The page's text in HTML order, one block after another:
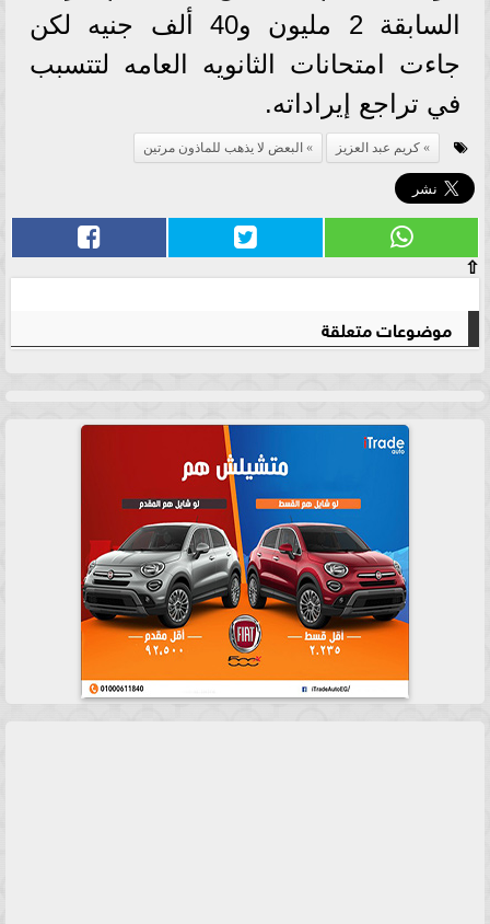
السابقة 2 مليون و40 ألف جنيه لكن
جاءت امتحانات الثانويه العامه لتتسبب
في تراجع إيراداته.
كريم عبد العزيز البعض لا يذهب للماذون مرتين
⇧
موضوعات متعلقة